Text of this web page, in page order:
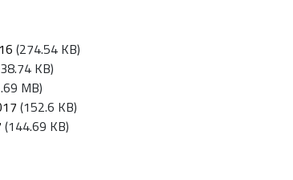
(274.54 KB)
KB)
MB)
(152.6 KB)
(144.69 KB)